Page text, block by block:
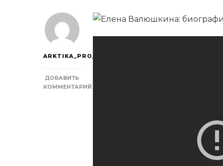
ARKTIKA_PRO_
ДОБАВИТЬ
КОММЕНТАРИЙ